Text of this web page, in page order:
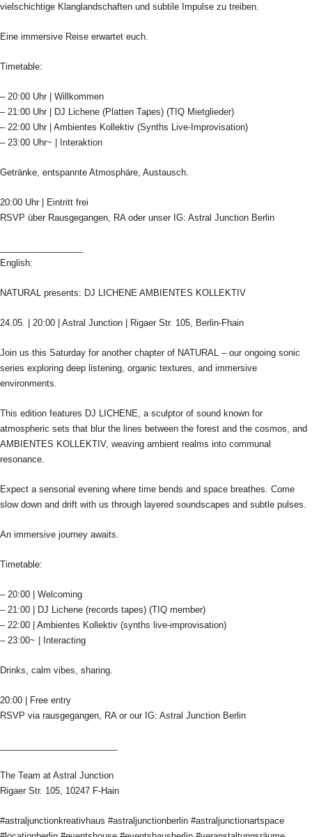
vielschichtige Klanglandschaften und subtile Impulse zu treiben.
Eine immersive Reise erwartet euch.
Timetable:
– 20:00 Uhr | Willkommen
– 21:00 Uhr | DJ Lichene (Platten Tapes) (TIQ Mietglieder)
– 22:00 Uhr | Ambientes Kollektiv (Synths Live-Improvisation)
– 23:00 Uhr~ | Interaktion
Getränke, entspannte Atmosphäre, Austausch.
20:00 Uhr | Eintritt frei
RSVP über Rausgegangen, RA oder unser IG: Astral Junction Berlin
English:
NATURAL presents: DJ LICHENE AMBIENTES KOLLEKTIV
24.05. | 20:00 | Astral Junction | Rigaer Str. 105, Berlin-Fhain
Join us this Saturday for another chapter of NATURAL – our ongoing sonic
series exploring deep listening, organic textures, and immersive
environments.
This edition features DJ LICHENE, a sculptor of sound known for
atmospheric sets that blur the lines between the forest and the cosmos, and
AMBIENTES KOLLEKTIV, weaving ambient realms into communal
resonance.
Expect a sensorial evening where time bends and space breathes. Come
slow down and drift with us through layered soundscapes and subtle pulses.
An immersive journey awaits.
Timetable:
– 20:00 | Welcoming
– 21:00 | DJ Lichene (records tapes) (TIQ member)
– 22:00 | Ambientes Kollektiv (synths live-improvisation)
– 23:00~ | Interacting
Drinks, calm vibes, sharing.
20:00 | Free entry
RSVP via rausgegangen, RA or our IG: Astral Junction Berlin
The Team at Astral Junction
Rigaer Str. 105, 10247 F-Hain
#astraljunctionkreativhaus #astraljunctionberlin #astraljunctionartspace